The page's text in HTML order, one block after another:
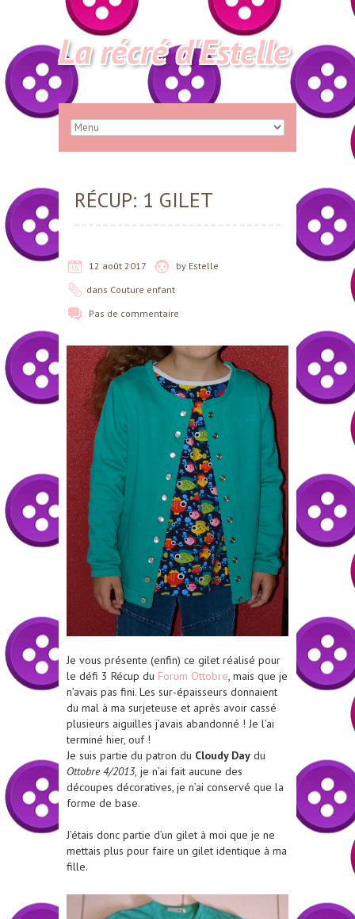
La récré d'Estelle
RÉCUP: 1 GILET
12 août 2017 by Estelle
dans Couture enfant
Pas de commentaire
Je vous présente (enfin) ce gilet réalisé pour
le défi 3 Récup du Forum Ottobre, mais que je
n’avais pas fini. Les sur-épaisseurs donnaient
du mal à ma surjeteuse et après avoir cassé
plusieurs aiguilles j’avais abandonné ! Je l’ai
terminé hier, ouf !
Je suis partie du patron du Cloudy Day du
Ottobre 4/2013, je n’ai fait aucune des
découpes décoratives, je n’ai conservé que la
forme de base.
J’étais donc partie d’un gilet à moi que je ne
mettais plus pour faire un gilet identique à ma
fille.